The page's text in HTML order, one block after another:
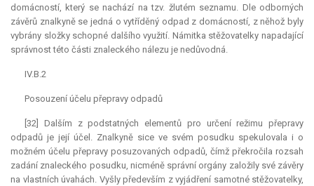
domácností, který se nachází na tzv. žlutém seznamu. Dle odborných
závěrů znalkyně se jedná o vytříděný odpad z domácností, z něhož byly
vybrány složky schopné dalšího využití. Námitka stěžovatelky napadající
správnost této části znaleckého nálezu je nedůvodná.
IV.B.2
Posouzení účelu přepravy odpadů
[32] Dalším z podstatných elementů pro určení režimu přepravy
odpadů je její účel. Znalkyně sice ve svém posudku spekulovala i o
možném účelu přepravy posuzovaných odpadů, čímž překročila rozsah
zadání znaleckého posudku, nicméně správní orgány založily své závěry
na vlastních úvahách. Vyšly především z vyjádření samotné stěžovatelky,